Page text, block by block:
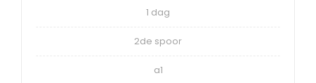
1 dag
2de spoor
a1